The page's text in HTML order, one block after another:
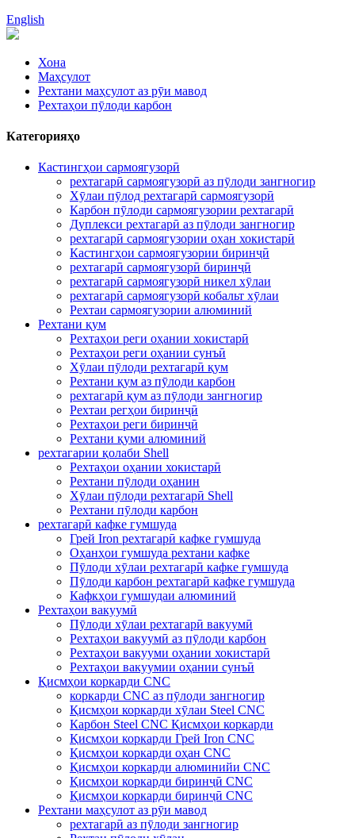
English
Хона
Маҳсулот
Рехтани маҳсулот аз рӯи мавод
Рехтаҳои пӯлоди карбон
Категорияҳо
Кастингҳои сармоягузорӣ
рехтагарӣ сармоягузорӣ аз пӯлоди зангногир
Хӯлаи пӯлод рехтагарӣ сармоягузорӣ
Карбон пӯлоди сармоягузории рехтагарӣ
Дуплекси рехтагарӣ аз пӯлоди зангногир
рехтагарӣ сармоягузории оҳан хокистарӣ
Кастингҳои сармоягузории биринҷӣ
рехтагарӣ сармоягузорӣ биринҷӣ
рехтагарӣ сармоягузорӣ никел хӯлаи
рехтагарӣ сармоягузорӣ кобальт хӯлаи
Рехтаи сармоягузории алюминий
Рехтани қум
Рехтаҳои реги оҳании хокистарӣ
Рехтаҳои реги оҳании сунъӣ
Хӯлаи пӯлоди рехтагарӣ қум
Рехтани қум аз пӯлоди карбон
рехтагарӣ қум аз пӯлоди зангногир
Рехтаи регҳои биринҷӣ
Рехтаҳои реги биринҷӣ
Рехтани қуми алюминий
рехтагарии қолаби Shell
Рехтаҳои оҳании хокистарӣ
Рехтани пӯлоди оҳанин
Хӯлаи пӯлоди рехтагарӣ Shell
Рехтани пӯлоди карбон
рехтагарӣ кафке гумшуда
Грей Iron рехтагарӣ кафке гумшуда
Оҳанҳои гумшуда рехтани кафке
Пӯлоди хӯлаи рехтагарӣ кафке гумшуда
Пӯлоди карбон рехтагарӣ кафке гумшуда
Кафкҳои гумшудаи алюминий
Рехтаҳои вакуумӣ
Пӯлоди хӯлаи рехтагарӣ вакуумӣ
Рехтаҳои вакуумӣ аз пӯлоди карбон
Рехтаҳои вакууми оҳании хокистарӣ
Рехтаҳои вакуумии оҳании сунъӣ
Қисмҳои коркарди CNC
коркарди CNC аз пӯлоди зангногир
Қисмҳои коркарди хӯлаи Steel CNC
Карбон Steel CNC Қисмҳои коркарди
Қисмҳои коркарди Грей Iron CNC
Қисмҳои коркарди оҳан CNC
Қисмҳои коркарди алюминийи CNC
Қисмҳои коркарди биринҷӣ CNC
Қисмҳои коркарди биринҷӣ CNC
Рехтани маҳсулот аз рӯи мавод
рехтагарӣ аз пӯлоди зангногир